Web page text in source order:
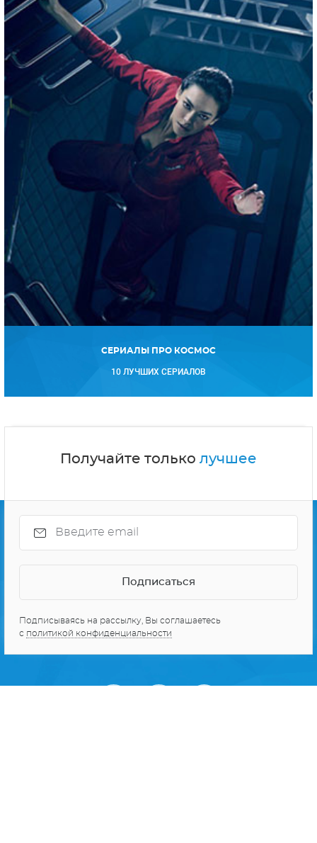
СЕРИАЛЫ ПРО КОСМОС
10 ЛУЧШИХ СЕРИАЛОВ
Получайте только лучшее
Подписываясь на рассылку, Вы соглашаетесь
с политикой конфиденциальности